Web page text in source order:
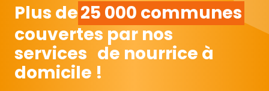
Plus de25 000 communes
couvertes par nos
services de nourrice à
domicile !